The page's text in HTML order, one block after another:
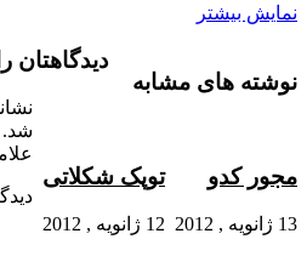
نمایش بیشتر
نوشته های مشابه
مجور کدو
13 ژانویه , 2012
توپک شکلاتی
12 ژانویه , 2012
دیدگاهتان
شد.